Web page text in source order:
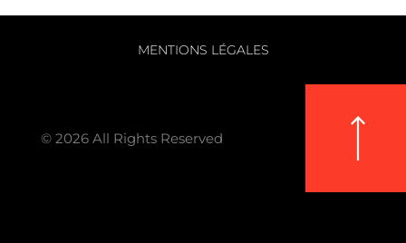
MENTIONS LÉGALES
© 2026 All Rights Reserved